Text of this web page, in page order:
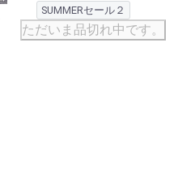
SUMMERセール２
ただいま品切れ中です。